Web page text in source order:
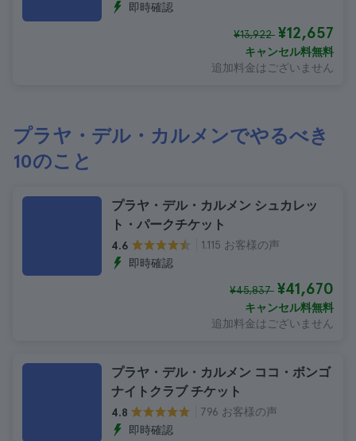
即時確認
¥13,922 ¥12,657
キャンセル料無料
追加料金はございません
プラヤ・デル・カルメンでやるべき
10のこと
プラヤ・デル・カルメン シュカレッ
ト・パークチケット
4.6
1.115 お客様の声
即時確認
¥45,837 ¥41,670
キャンセル料無料
追加料金はございません
プラヤ・デル・カルメン ココ・ボンゴ
ナイトクラブ チケット
4.8
796 お客様の声
即時確認